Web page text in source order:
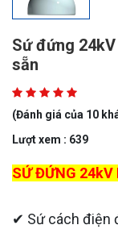
Sứ đứng
sẵn
(Đánh giá của 10
Lượt xem : 639
SỨ ĐỨNG 24kV
✔ Sứ cách điện